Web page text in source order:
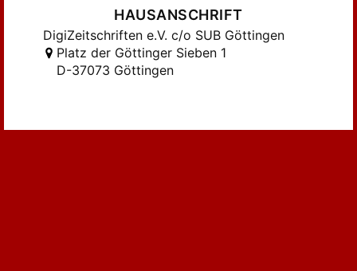
HAUSANSCHRIFT
DigiZeitschriften e.V. c/o SUB Göttingen
Platz der Göttinger Sieben 1
D-37073 Göttingen